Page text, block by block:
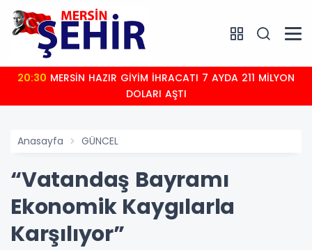
20:30
DOLARI AŞTI
Anasayfa GÜNCEL
“Vatandaş Bayramı
Ekonomik Kaygılarla
Karşılıyor”